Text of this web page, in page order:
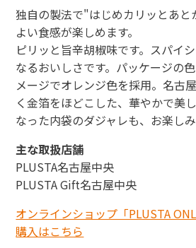
独自の製法で"はじめカリッとあ
よい食感が楽しめます。
ピリッと旨辛胡椒味です。スパイ
なるおいしさです。パッケージの
メージでオレンジ色を採用。名古
く金箔をほどこした、華やかで美
なった内袋のダジャレも、お楽しみ
主な取扱店舗
PLUSTA名古屋中央
PLUSTA Gift名古屋中央
オンラインショップ「PLUSTA
購入はこちら